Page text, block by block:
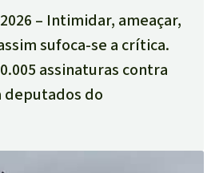
Intimidar, ameaçar,
sufoca-se a crítica.
assinaturas contra
deputados do